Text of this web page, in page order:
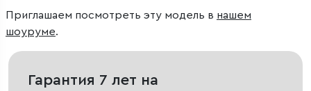
Приглашаем посмотреть эту модель в нашем
шоуруме.
Гарантия 7 лет на